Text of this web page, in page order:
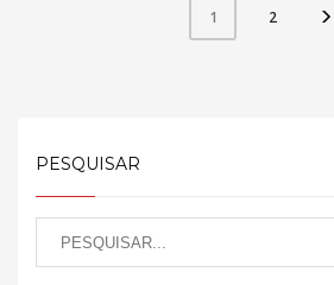
1 2
PESQUISAR